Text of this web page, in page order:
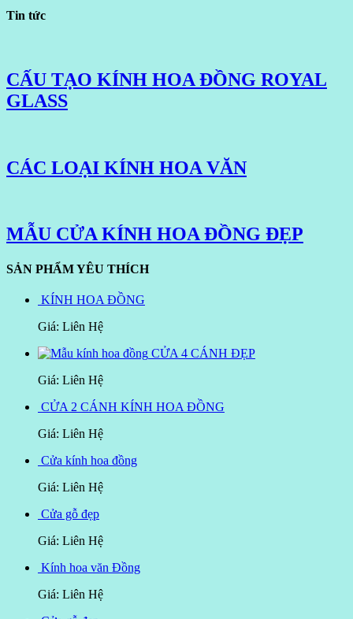
Tin tức
CẤU TẠO KÍNH HOA ĐỒNG ROYAL
GLASS
CÁC LOẠI KÍNH HOA VĂN
MẪU CỬA KÍNH HOA ĐỒNG ĐẸP
SẢN PHẨM YÊU THÍCH
KÍNH HOA ĐỒNG
Giá: Liên Hệ
CỬA 4 CÁNH ĐẸP
Giá: Liên Hệ
CỬA 2 CÁNH KÍNH HOA ĐỒNG
Giá: Liên Hệ
Cửa kính hoa đồng
Giá: Liên Hệ
Cửa gỗ đẹp
Giá: Liên Hệ
Kính hoa văn Đồng
Giá: Liên Hệ